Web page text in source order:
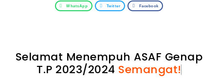
WhatsApp Twitter Facebook
Selamat Menempuh ASAF Genap
T.P 2023/2024 Semangat!